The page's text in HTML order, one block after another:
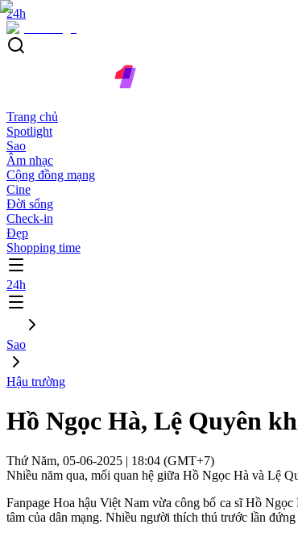
24h
Trang chủ
Spotlight
Sao
Âm nhạc
Cộng đồng mạng
Cine
Đời sống
Check-in
Đẹp
Shopping time
24h
Sao
Hậu trường
Hồ Ngọc Hà, Lệ Quyên
Thứ Năm, 05-06-2025 | 18:04 (GMT+7)
Nhiều năm qua, mối quan hệ giữa Hồ Ngọc Hà và Lệ
Fanpage Hoa hậu Việt Nam vừa công bố ca sĩ Hồ
tâm của dân mạng. Nhiều người thích thú trước lần